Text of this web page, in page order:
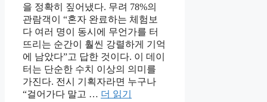
을 정확히 짚어냈다. 무려 78%의
관람객이 “혼자 완료하는 체험보
다 여러 명이 동시에 무언가를 터
뜨리는 순간이 훨씬 강렬하게 기억
에 남았다”고 답한 것이다. 이 데이
터는 단순한 수치 이상의 의미를
가진다. 전시 기획자라면 누구나
“걸어가다 말고 … 더 읽기